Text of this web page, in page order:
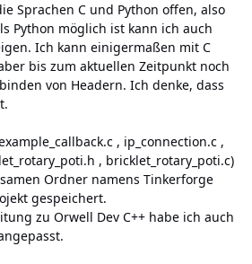
Sprachen C und Python offen, also
Python möglich ist kann ich auch
Ich kann einigermaßen mit C
bis zum aktuellen Zeitpunkt noch
von Headern. Ich denke, dass
, ip_connection.c ,
, bricklet_rotary_poti.c)
Ordner namens Tinkerforge
gespeichert.
zu Orwell Dev C++ habe ich auch